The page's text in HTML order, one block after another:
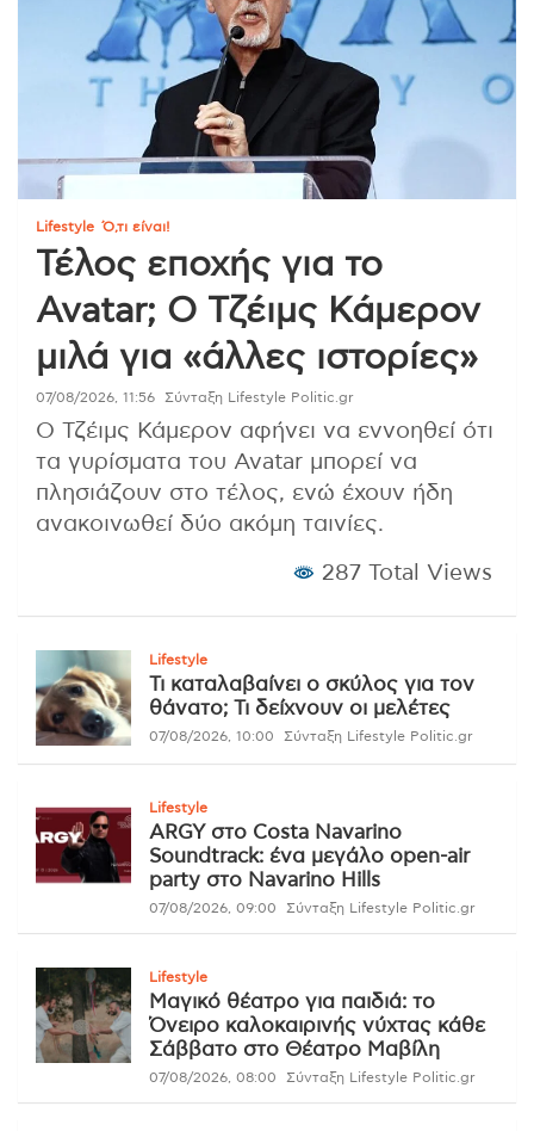
Lifestyle Ό,τι είναι!
Τέλος εποχής για το
Avatar; Ο Τζέιμς Κάμερον
μιλά για «άλλες ιστορίες»
07/08/2026, 11:56 Σύνταξη Lifestyle Politic.gr
Ο Τζέιμς Κάμερον αφήνει να εννοηθεί ότι
τα γυρίσματα του Avatar μπορεί να
πλησιάζουν στο τέλος, ενώ έχουν ήδη
ανακοινωθεί δύο ακόμη ταινίες.
287 Total Views
Lifestyle
Τι καταλαβαίνει ο σκύλος για τον
θάνατο; Τι δείχνουν οι μελέτες
07/08/2026, 10:00 Σύνταξη Lifestyle Politic.gr
Lifestyle
ARGY στο Costa Navarino
Soundtrack: ένα μεγάλο open-air
party στο Navarino Hills
07/08/2026, 09:00 Σύνταξη Lifestyle Politic.gr
Lifestyle
Μαγικό θέατρο για παιδιά: το
Όνειρο καλοκαιρινής νύχτας κάθε
Σάββατο στο Θέατρο Μαβίλη
07/08/2026, 08:00 Σύνταξη Lifestyle Politic.gr